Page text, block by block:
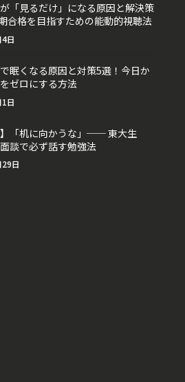
「見るだけ」になる原因と解決策
合格を目指すための能動的視聴法
日
眠くなる原因と対策5選！今日か
ゼロにする方法
日
】「机に向かうな」── 東大生
談で必ず話す勉強法
日